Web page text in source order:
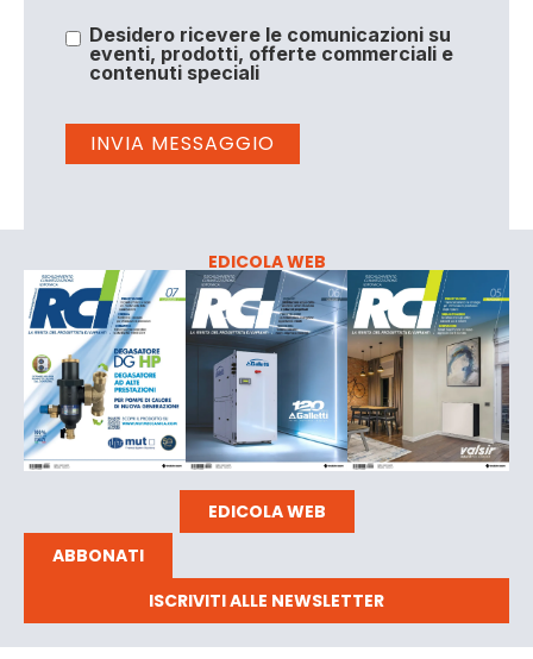
Desidero ricevere le comunicazioni su
eventi, prodotti, offerte commerciali e
contenuti speciali
EDICOLA WEB
EDICOLA WEB
ABBONATI
ISCRIVITI ALLE NEWSLETTER